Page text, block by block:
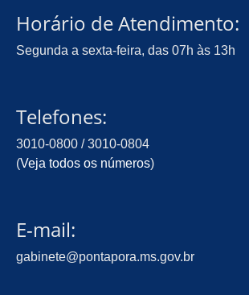
Horário de Atendimento:
Segunda a sexta-feira, das 07h às 13h
Telefones:
3010-0800 / 3010-0804
(Veja todos os números)
E-mail:
gabinete@pontapora.ms.gov.br